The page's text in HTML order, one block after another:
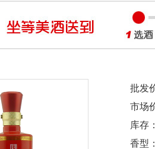
批发
市场
库存
香型